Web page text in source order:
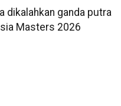
dikalahkan ganda putra
Masters 2026